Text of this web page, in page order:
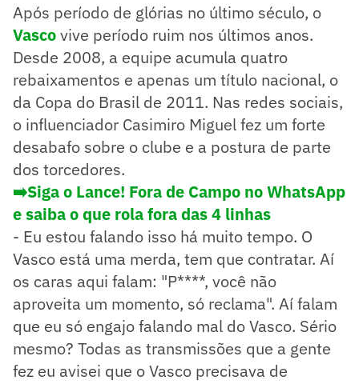
Após período de glórias no último século, o
Vascovive período ruim nos últimos anos.
Desde 2008, a equipe acumula quatro
rebaixamentos e apenas um título nacional, o
da Copa do Brasil de 2011. Nas redes sociais,
o influenciador Casimiro Miguel fez um forte
desabafo sobre o clube e a postura de parte
dos torcedores.
➡️Siga o Lance! Fora de Campo no WhatsApp
e saiba o que rola fora das 4 linhas
- Eu estou falando isso há muito tempo. O
Vasco está uma merda, tem que contratar. Aí
os caras aqui falam: "P****, você não
aproveita um momento, só reclama". Aí falam
que eu só engajo falando mal do Vasco. Sério
mesmo? Todas as transmissões que a gente
fez eu avisei que o Vasco precisava de